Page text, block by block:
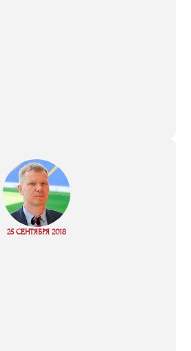
“
25 СЕНТЯБРЯ 2018